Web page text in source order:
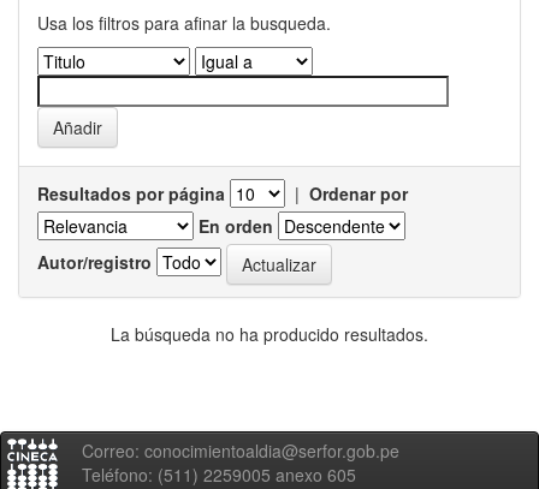
Usa los filtros para afinar la busqueda.
Resultados por página | Ordenar por
En orden
Autor/registro
La búsqueda no ha producido resultados.
Correo: conocimientoaldia@serfor.gob.pe
Teléfono: (511) 2259005 anexo 605